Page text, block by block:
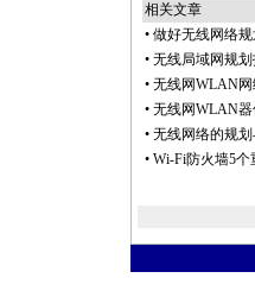
相关文章
• 做好无线网络
• 无线局域网规
• 无线网WLAN
• 无线网WLAN
• 无线网络的规划
• Wi-Fi防火墙5